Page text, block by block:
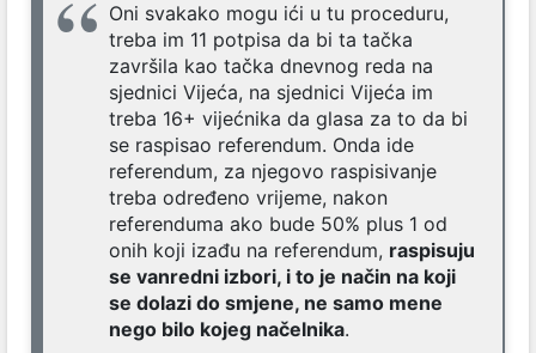
Oni svakako mogu ići u tu proceduru,
treba im 11 potpisa da bi ta tačka
završila kao tačka dnevnog reda na
sjednici Vijeća, na sjednici Vijeća im
treba 16+ vijećnika da glasa za to da bi
se raspisao referendum. Onda ide
referendum, za njegovo raspisivanje
treba određeno vrijeme, nakon
referenduma ako bude 50% plus 1 od
onih koji izađu na referendum, raspisuju
se vanredni izbori, i to je način na koji
se dolazi do smjene, ne samo mene
nego bilo kojeg načelnika.